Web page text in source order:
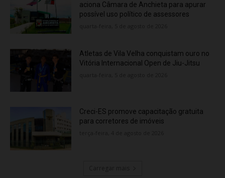
aciona Câmara de Anchieta para apurar
possível uso político de assessores
Atletas de Vila Velha conquistam ouro no
Vitória Internacional Open de Jiu-Jitsu
Creci-ES promove capacitação gratuita
para corretores de imóveis